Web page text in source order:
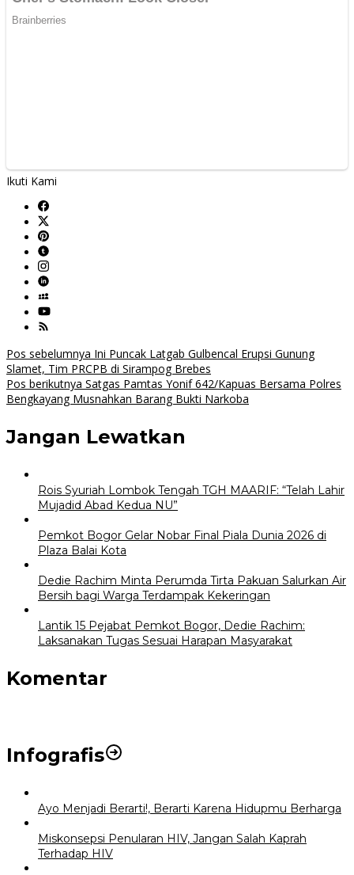
Ikuti Kami
Navigasi
pos
Pos sebelumnya Ini Puncak Latgab Gulbencal Erupsi Gunung
Slamet, Tim PRCPB di Sirampog Brebes
Pos berikutnya Satgas Pamtas Yonif 642/Kapuas Bersama Polres
Bengkayang Musnahkan Barang Bukti Narkoba
Jangan Lewatkan
Rois Syuriah Lombok Tengah TGH MAARIF: “Telah Lahir
Mujadid Abad Kedua NU”
Pemkot Bogor Gelar Nobar Final Piala Dunia 2026 di
Plaza Balai Kota
Dedie Rachim Minta Perumda Tirta Pakuan Salurkan Air
Bersih bagi Warga Terdampak Kekeringan
Lantik 15 Pejabat Pemkot Bogor, Dedie Rachim:
Laksanakan Tugas Sesuai Harapan Masyarakat
Komentar
Infografis
Ayo Menjadi Berarti!, Berarti Karena Hidupmu Berharga
Miskonsepsi Penularan HIV, Jangan Salah Kaprah
Terhadap HIV